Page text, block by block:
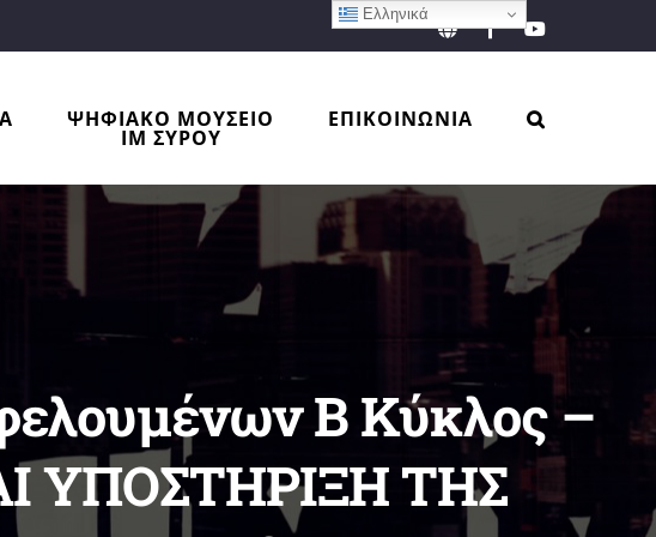
EN FacebookYouTube
ΨΗΦΙΑΚΟ ΜΟΥΣΕΙΟ
ΙΜ ΣΥΡΟΥ
ΕΠΙΚΟΙΝΩΝΙΑ
B Κύκλος –
ΥΠΟΣΤΗΡΙΞΗ ΤΗΣ
Ελληνικά